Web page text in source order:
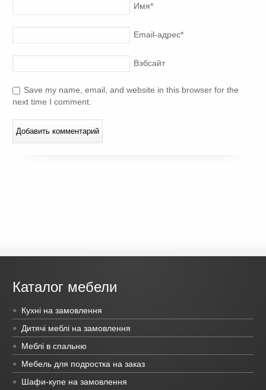
Имя*
Email-адрес*
Вэбсайт
Save my name, email, and website in this browser for the
next time I comment.
Каталог мебели
Кухні на замовлення
Дитячі меблі на замовлення
Меблі в спальню
Мебель для подростка на заказ
Шафи-купе на замовлення